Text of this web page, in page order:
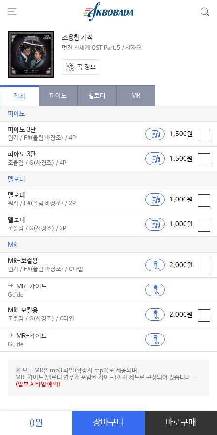
조용한 기적
멋진 신세계 OST Part.5 / 서자영
곡 정보
전체 피아노 멜로디 MR
피아노
피아노 3단
원키 / F#(올림 바장조) / 4P
1,500원
피아노 3단
조옮김 / G(사장조) / 4P
1,500원
멜로디
멜로디
원키 / F#(올림 바장조) / 2P
1,000원
멜로디
조옮김 / G(사장조) / 2P
1,000원
MR
MR-보컬용
원키 / F#(올림 바장조) / C타입
2,000원
MR-가이드
Guide
MR-보컬용
조옮김 / G(사장조) / C타입
2,000원
MR-가이드
Guide
※ 모든 MR은 mp3 파일(확장자.mp3)로 제공되며,
MR-가이드(멜로디 연주가 포함된 가이드)까지 세트로 구성되어 있습니다. -
(일부 A 타입 예외)
0원 장바구니 바로구매